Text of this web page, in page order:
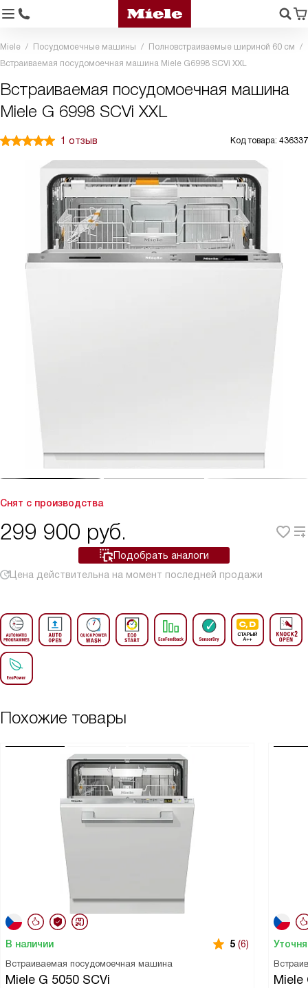
Miele Посудомоечные машины
Полновстраиваемые шириной 60 см
Встраиваемая посудомоечная машина Miele G6998 SCVi XXL
Встраиваемая посудомоечная машина
Miele G 6998 SCVi XXL
1 отзыв Код товара: 436337
Снят с производства
299 900 руб.
Подобрать аналоги
Цена действительна на момент последней продажи
Похожие товары
В наличии 5 (6)
Встраиваемая посудомоечная машина
Miele G 5050 SCVi Miele